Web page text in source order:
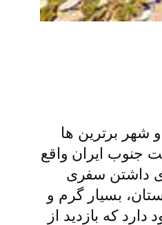
شهر برترین ها
جنوب ایران واقع
داشتن سفری
بسیار گرم و
که بازدید از